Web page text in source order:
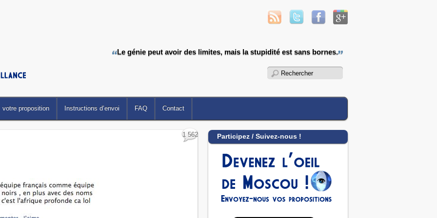
Le génie peut avoir des limites, mais la stupidité est sans bornes.
votre proposition Instructions d’envoi FAQ Contact
1 562 Participez / Suivez-nous !